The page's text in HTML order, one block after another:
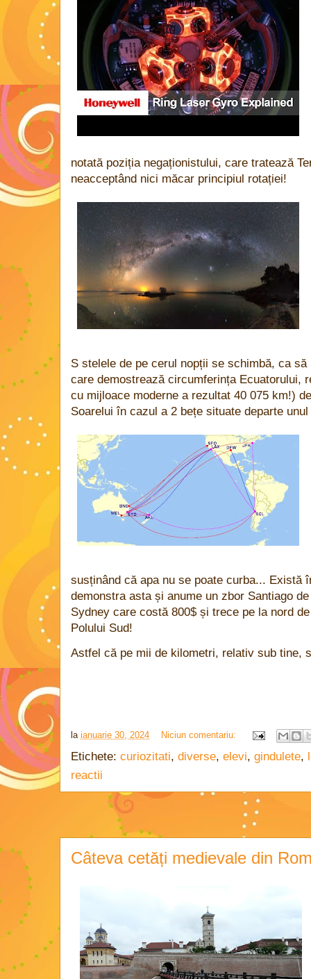
notată poziția negaționistului, care tratează
neacceptând nici măcar principiul rotației!
S stelele de pe cerul nopții se schimbă, ca
care demostrează circumferința Ecuatorului,
cu mijloace moderne a rezultat 40 075 km!)
Soarelui în cazul a 2 bețe situate departe
susținând că apa nu se poate curba... Există
demonstra asta și anume un zbor Santiago
Sydney care costă 800$ și trece pe la nord
Polului Sud!
Astfel că pe mii de kilometri, relativ sub tine,
la ianuarie 30, 2024 Niciun comentariu:
Etichete: curiozitati, diverse, elevi, gindulete,
reactii
Câteva cetăți medievale din